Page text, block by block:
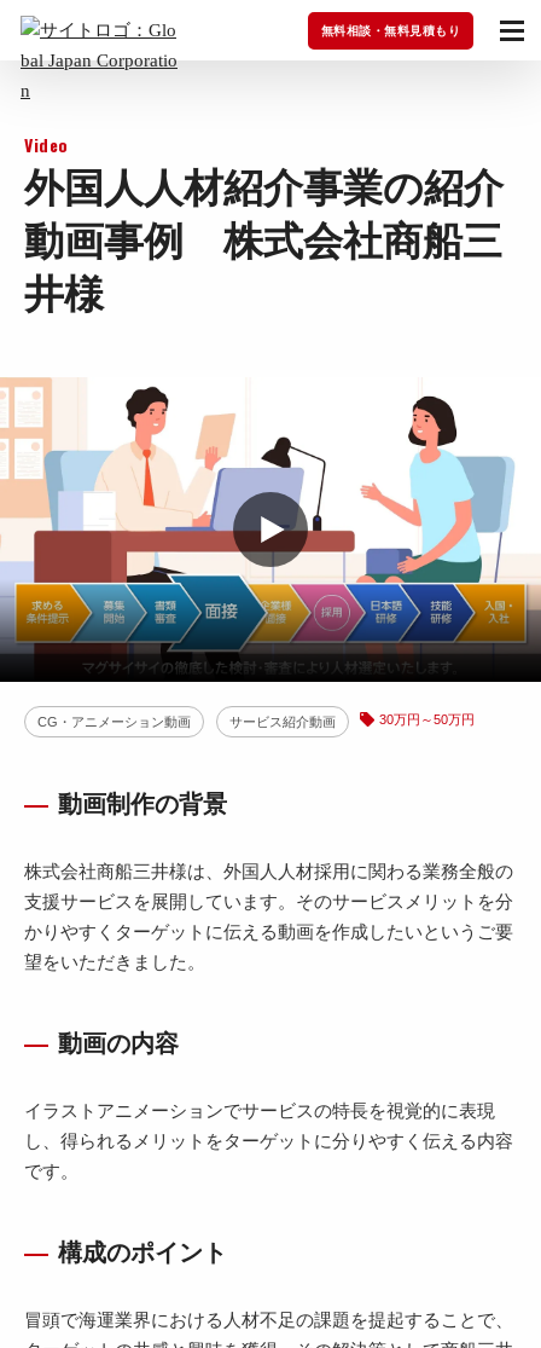
無料相談・無料見積もり
Video
外国人人材紹介事業の紹介
動画事例 株式会社商船三
井様
CG・アニメーション動画 サービス紹介動画 30万円～50万円
動画制作の背景
株式会社商船三井様は、外国人人材採用に関わる業務全般の
支援サービスを展開しています。そのサービスメリットを分
かりやすくターゲットに伝える動画を作成したいというご要
望をいただきました。
動画の内容
イラストアニメーションでサービスの特長を視覚的に表現
し、得られるメリットをターゲットに分りやすく伝える内容
です。
構成のポイント
冒頭で海運業界における人材不足の課題を提起することで、